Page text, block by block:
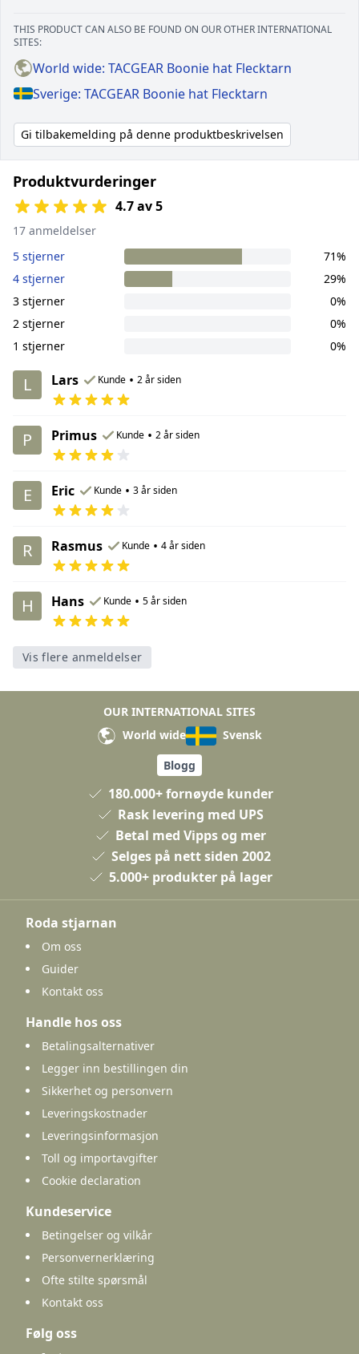
THIS PRODUCT CAN ALSO BE FOUND ON OUR OTHER INTERNATIONAL
SITES:
World wide: TACGEAR Boonie hat Flecktarn
Sverige: TACGEAR Boonie hat Flecktarn
Gi tilbakemelding på denne produktbeskrivelsen
Produktvurderinger
4.7 av 5
17 anmeldelser
5 stjerner
71%
4 stjerner
29%
3 stjerner
0%
2 stjerner
0%
1 stjerner
0%
L Lars Kunde • 2 år siden
P Primus Kunde • 2 år siden
E Eric Kunde • 3 år siden
R Rasmus Kunde • 4 år siden
H Hans Kunde • 5 år siden
Vis flere anmeldelser
OUR INTERNATIONAL SITES
World wide
Svensk
Blogg
180.000+ fornøyde kunder
Rask levering med UPS
Betal med Vipps og mer
Selges på nett siden 2002
5.000+ produkter på lager
Roda stjarnan
Om oss
Guider
Kontakt oss
Handle hos oss
Betalingsalternativer
Legger inn bestillingen din
Sikkerhet og personvern
Leveringskostnader
Leveringsinformasjon
Toll og importavgifter
Cookie declaration
Kundeservice
Betingelser og vilkår
Personvernerklæring
Ofte stilte spørsmål
Kontakt oss
Følg oss